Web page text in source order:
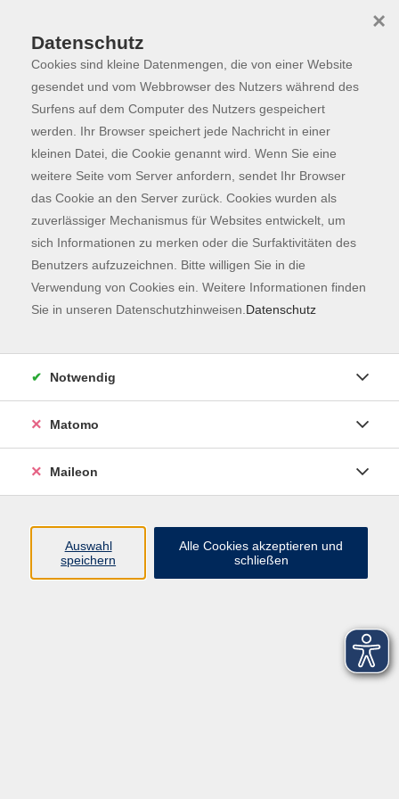
Skip to main content
Programm
Der Kurs konnte nicht gefunden werden.
Kontaktformular
Impressum
AGB
Datenschutzerklärung
Datenschutz
Cookies sind kleine Datenmengen, die von einer Website
gesendet und vom Webbrowser des Nutzers während des
Surfens auf dem Computer des Nutzers gespeichert
werden. Ihr Browser speichert jede Nachricht in einer
kleinen Datei, die Cookie genannt wird. Wenn Sie eine
weitere Seite vom Server anfordern, sendet Ihr Browser
das Cookie an den Server zurück. Cookies wurden als
zuverlässiger Mechanismus für Websites entwickelt, um
sich Informationen zu merken oder die Surfaktivitäten des
Benutzers aufzuzeichnen. Bitte willigen Sie in die
Verwendung von Cookies ein. Weitere Informationen finden
Sie in unseren Datenschutzhinweisen. Datenschutz
×
Notwendig
Matomo
Maileon
Auswahl
speichern
Alle Cookies akzeptieren und
schließen